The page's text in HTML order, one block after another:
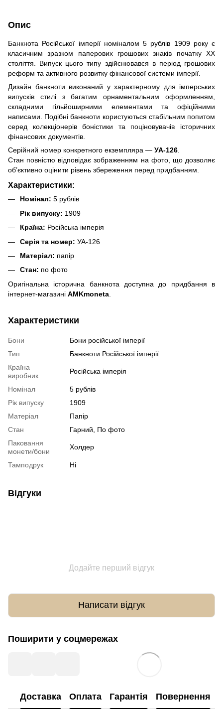
Опис
Банкнота Російської імперії номіналом 5 рублів 1909 року є
класичним зразком паперових грошових знаків початку ХХ
століття. Випуск цього типу здійснювався в період грошових
реформ та активного розвитку фінансової системи імперії.
Дизайн банкноти виконаний у характерному для імперських
випусків стилі з багатим орнаментальним оформленням,
складними гільйоширними елементами та офіційними
написами. Подібні банкноти користуються стабільним попитом
серед колекціонерів боністики та поціновувачів історичних
фінансових документів.
Серійний номер конкретного екземпляра — УА-126
Стан повністю відповідає зображенням на фото, що дозволяє
об’єктивно оцінити рівень збереження перед придбанням.
Характеристики:
Номінал: 5 рублів
Рік випуску: 1909
Країна: Російська імперія
Серія та номер: УА-126
Матеріал: папір
Стан: по фото
Оригінальна історична банкнота доступна до придбання в
інтернет-магазині AMKmoneta
Характеристики
Бони
Бони російської імперії
Тип
Банкноти Російської імперії
Країна
виробник
Російська імперія
Номінал
5 рублів
Рік випуску
1909
Матеріал
Папір
Стан
Гарний, По фото
Паковання
монети/бони
Холдер
Тамподрук Ні
Відгуки
Додайте перший відгук
Написати відгук
Поширити у соцмережах
Доставка Оплата Гарантія Повернення